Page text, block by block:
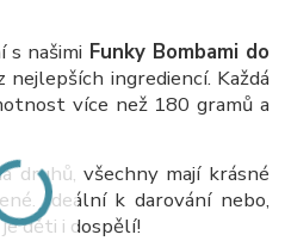
s našimi Funky Bombami do
nejlepších ingrediencí. Každá
více než 180 gramů a
druhů, všechny mají krásné
Ideální k darování nebo,
děti i dospělí!